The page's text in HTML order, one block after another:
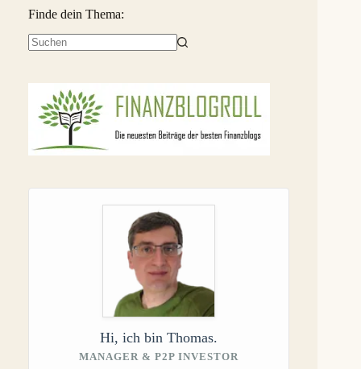
Finde dein Thema:
Hi, ich bin Thomas.
MANAGER & P2P INVESTOR